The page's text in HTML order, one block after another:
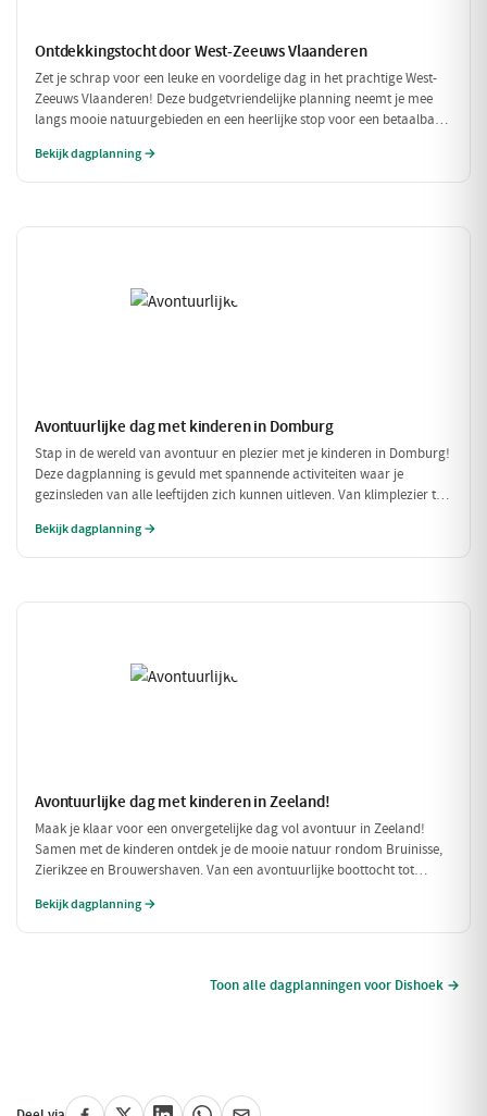
Ontdekkingstocht door West-Zeeuws Vlaanderen
Zet je schrap voor een leuke en voordelige dag in het prachtige West-
Zeeuws Vlaanderen! Deze budgetvriendelijke planning neemt je mee
langs mooie natuurgebieden en een heerlijke stop voor een betaalbare
portemonnee te veel te belasten!
Bekijk dagplanning →
Avontuurlijke dag met kinderen in Domburg
Stap in de wereld van avontuur en plezier met je kinderen in Domburg!
Deze dagplanning is gevuld met spannende activiteiten waar je
gezinsleden van alle leeftijden zich kunnen uitleven. Van klimplezier tot
Bekijk dagplanning →
Avontuurlijke dag met kinderen in Zeeland!
Maak je klaar voor een onvergetelijke dag vol avontuur in Zeeland!
Samen met de kinderen ontdek je de mooie natuur rondom Bruinisse,
Zierikzee en Brouwershaven. Van een avontuurlijke boottocht tot
samen willen genieten.
Bekijk dagplanning →
Toon alle dagplanningen voor Dishoek →